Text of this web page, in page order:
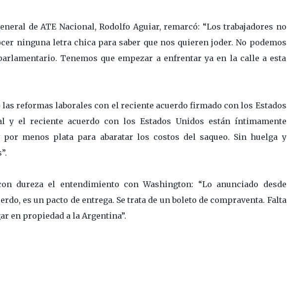
de ATE Nacional, Rodolfo Aguiar, remarcó: “Los trabajadores no
ninguna letra chica para saber que nos quieren joder. No podemos
Tenemos que empezar a enfrentar ya en la calle a esta
reformas laborales con el reciente acuerdo firmado con los Estados
y el reciente acuerdo con los Estados Unidos están íntimamente
menos plata para abaratar los costos del saqueo. Sin huelga y
dureza el entendimiento con Washington: “Lo anunciado desde
es un pacto de entrega. Se trata de un boleto de compraventa. Falta
en propiedad a la Argentina”.